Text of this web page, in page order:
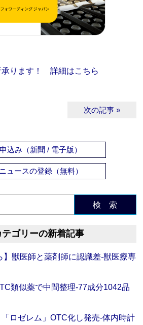
承ります！ 詳細はこちら
次の記事 »
込み（新聞 / 電子版）
ュースの登録（無料）
検 索
ゴリーの新着記事
】獣医師と薬剤師に認識差‐獣医療専
類似薬で中間整理‐77成分1042品
「ロゼレム」OTC化し発売‐体内時計